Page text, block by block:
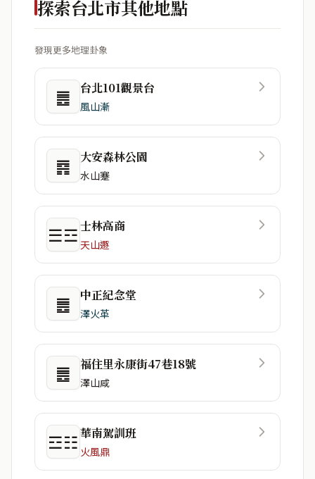
探索台北市其他地點
發現更多地理卦象
䷌ 台北101觀景台
風山漸
䷴ 大安森林公園
水山蹇
☰☲士林高商
天山遯
䷌ 中正紀念堂
澤火革
䷌ 福住里永康街47巷18號
澤山咸
☲☷華南駕訓班
火風鼎